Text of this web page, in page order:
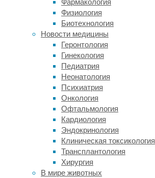
Фармакология
Физиология
Биотехнология
Новости медицины
Геронтология
Гинекология
Педиатрия
Неонатология
Психиатрия
Онкология
Офтальмология
Кардиология
Эндокринология
Клиническая токсикология
Трансплантология
Хирургия
В мире животных
уставный
капитал
Хэлскеа»
составит
рублей.
Ядерная
медицина
активно
развиваемое
направление